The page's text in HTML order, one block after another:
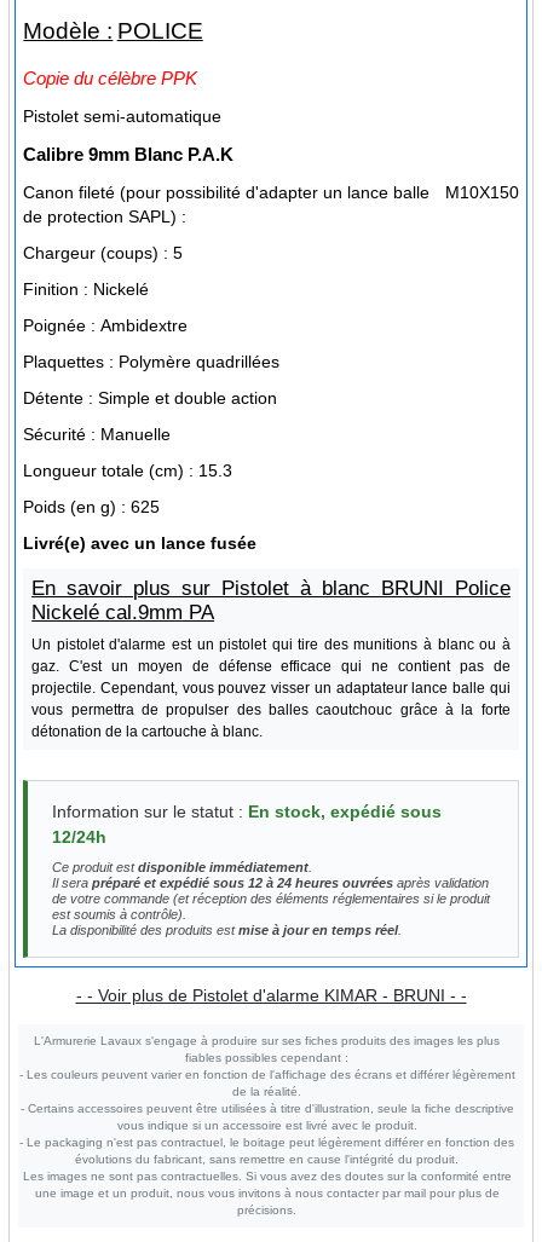
Modèle : POLICE
Copie du célèbre PPK
Pistolet semi-automatique
Calibre 9mm Blanc P.A.K
Canon fileté (pour possibilité d'adapter un lance balle
de protection SAPL) :
M10X150
Chargeur (coups) : 5
Finition : Nickelé
Poignée : Ambidextre
Plaquettes : Polymère quadrillées
Détente : Simple et double action
Sécurité : Manuelle
Longueur totale (cm) : 15.3
Poids (en g) : 625
Livré(e) avec un lance fusée
En savoir plus sur Pistolet à blanc BRUNI Police
Nickelé cal.9mm PA
Un pistolet d'alarme est un pistolet qui tire des munitions à blanc ou à
gaz. C'est un moyen de défense efficace qui ne contient pas de
projectile. Cependant, vous pouvez visser un adaptateur lance balle qui
vous permettra de propulser des balles caoutchouc grâce à la forte
détonation de la cartouche à blanc.
Information sur le statut : En stock, expédié sous
12/24h
Ce produit estdisponible immédiatement
Il serapréparé et expédié sous 12 à 24 heures ouvrées après validation
de votre commande (et réception des éléments réglementaires si le produit
est soumis à contrôle).
La disponibilité des produits estmise à jour en temps réel.
- - Voir plus de Pistolet d'alarme KIMAR - BRUNI - -
L'Armurerie Lavaux s'engage à produire sur ses fiches produits des images les plus
fiables possibles cependant :
- Les couleurs peuvent varier en fonction de l'affichage des écrans et différer légèrement
de la réalité.
- Certains accessoires peuvent être utilisées à titre d'illustration, seule la fiche descriptive
vous indique si un accessoire est livré avec le produit.
- Le packaging n'est pas contractuel, le boitage peut légèrement différer en fonction des
évolutions du fabricant, sans remettre en cause l'intégrité du produit.
Les images ne sont pas contractuelles. Si vous avez des doutes sur la conformité entre
une image et un produit, nous vous invitons à nous contacter par mail pour plus de
précisions.